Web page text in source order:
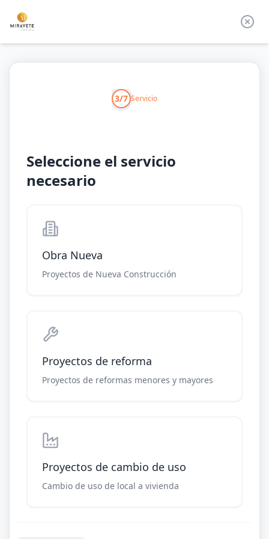
3/7 Servicio
Seleccione el servicio
necesario
Obra Nueva
Proyectos de Nueva Construcción
Proyectos de reforma
Proyectos de reformas menores y mayores
Proyectos de cambio de uso
Cambio de uso de local a vivienda